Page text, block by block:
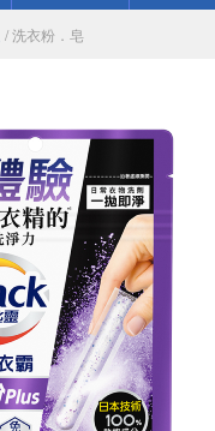
/ 洗衣粉．皂